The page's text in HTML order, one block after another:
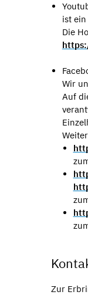
ist
Die
Wir
Auf
Zur